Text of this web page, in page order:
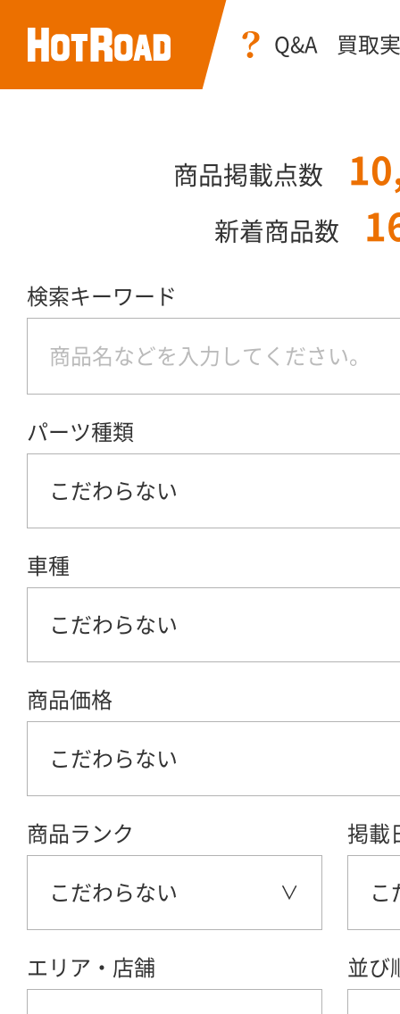
Q&A 買取
商品掲載点数
新着商品数
検索キーワード
パーツ種類
こだわらない
車種
こだわらない
商品価格
こだわらない
商品ランク
こだわらない
掲載
こ
エリア・店舗 並び